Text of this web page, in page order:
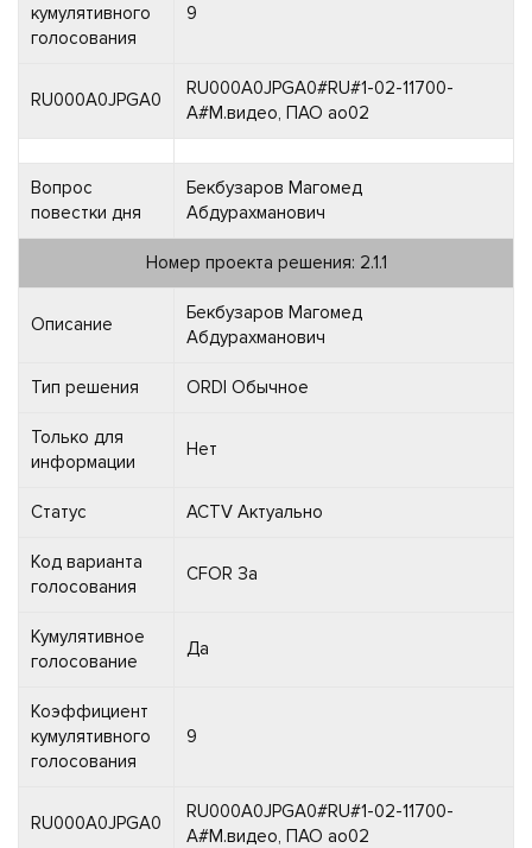
кумулятивного
голосования
9
RU000A0JPGA0
RU000A0JPGA0#RU#1-02-11700-
A#М.видео, ПАО ао02
Вопрос
повестки дня
Бекбузаров Магомед
Абдурахманович
Номер проекта решения: 2.1.1
Описание
Бекбузаров Магомед
Абдурахманович
Тип решения ORDI Обычное
Только для
информации
Нет
Статус ACTV Актуально
Код варианта
голосования
CFOR За
Кумулятивное
голосование
Да
Коэффициент
кумулятивного
голосования
9
RU000A0JPGA0
RU000A0JPGA0#RU#1-02-11700-
A#М.видео, ПАО ао02